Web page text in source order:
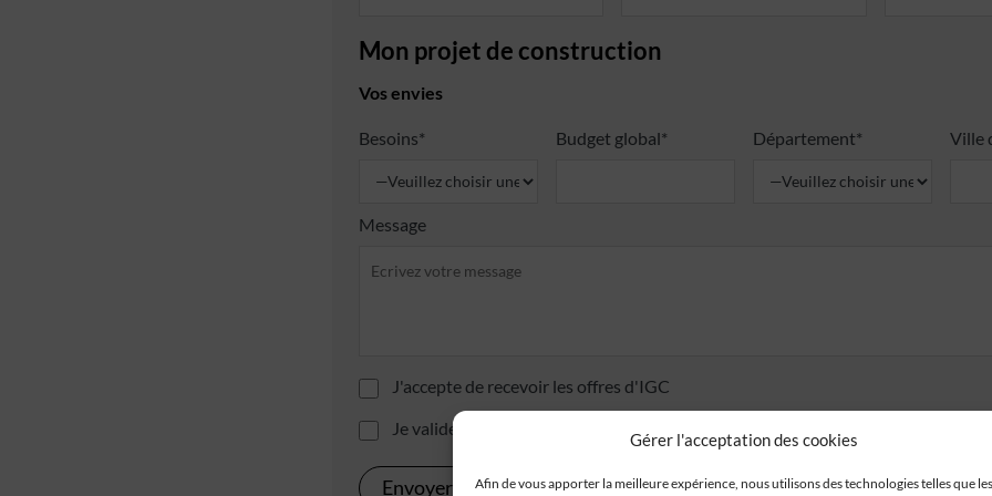
Gérer l'acceptation des cookies
Afin de vous apporter la meilleure expérience, nous utilisons des technologies telles que les
Mon projet de construction
Vos envies
Besoins* Budget global* Département* Ville
Message
J'accepte de recevoir les offres d'IGC
Je valide avoir pris connaissance de la